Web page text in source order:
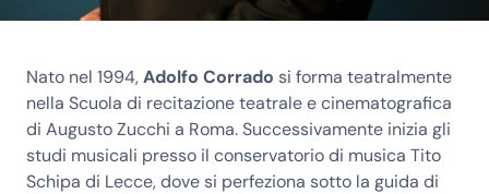
Nato nel 1994,Adolfo Corrado si forma teatralmente
nella Scuola di recitazione teatrale e cinematografica
di Augusto Zucchi a Roma. Successivamente inizia gli
studi musicali presso il conservatorio di musica Tito
Schipa di Lecce, dove si perfeziona sotto la guida di